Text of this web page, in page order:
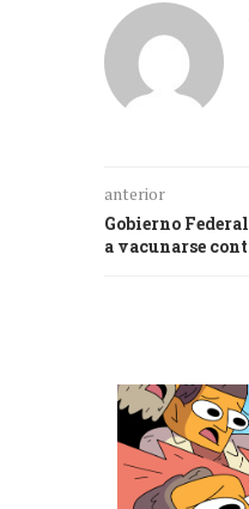
anterior
Gobierno
a vacunarse